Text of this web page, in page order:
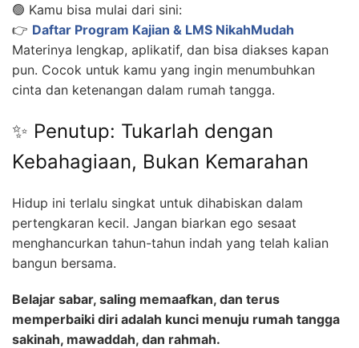
🟢 Kamu bisa mulai dari sini:
👉 Daftar Program Kajian & LMS NikahMudah
Materinya lengkap, aplikatif, dan bisa diakses kapan
pun. Cocok untuk kamu yang ingin menumbuhkan
cinta dan ketenangan dalam rumah tangga.
✨ Penutup: Tukarlah dengan
Kebahagiaan, Bukan Kemarahan
Hidup ini terlalu singkat untuk dihabiskan dalam
pertengkaran kecil. Jangan biarkan ego sesaat
menghancurkan tahun-tahun indah yang telah kalian
bangun bersama.
Belajar sabar, saling memaafkan, dan terus
memperbaiki diri adalah kunci menuju rumah tangga
sakinah, mawaddah, dan rahmah.